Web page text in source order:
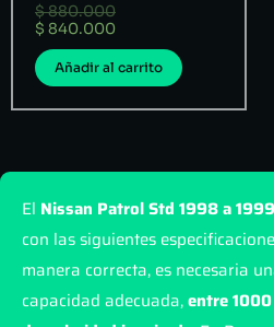
$880.000
$ 840.000
Añadir al carrito
El Nissan Patrol Std 1998 a 1999
con las siguientes
manera correcta, es necesaria
capacidad adecuada,entre